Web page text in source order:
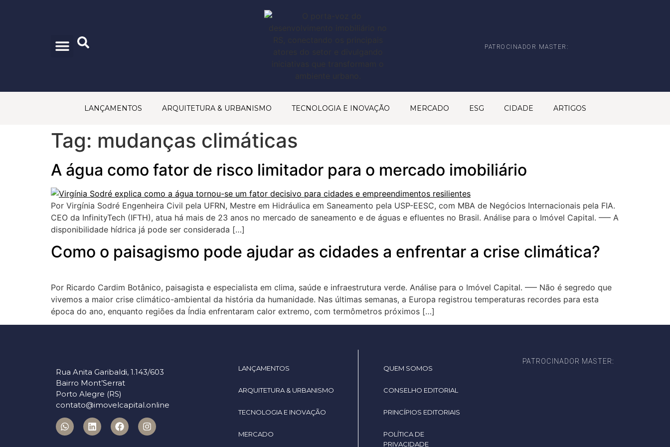
PATROCINADOR MASTER:
LANÇAMENTOS ARQUITETURA & URBANISMO TECNOLOGIA E INOVAÇÃO MERCADO ESG CIDADE ARTIGOS
Tag: mudanças climáticas
A água como fator de risco limitador para o mercado imobiliário
Por Virgínia Sodré Engenheira Civil pela UFRN, Mestre em Hidráulica em Saneamento pela USP-EESC, com MBA de Negócios Internacionais pela FIA.
CEO da InfinityTech (IFTH), atua há mais de 23 anos no mercado de saneamento e de águas e efluentes no Brasil. Análise para o Imóvel Capital. —– A
disponibilidade hídrica já pode ser considerada […]
Como o paisagismo pode ajudar as cidades a enfrentar a crise climática?
Por Ricardo Cardim Botânico, paisagista e especialista em clima, saúde e infraestrutura verde. Análise para o Imóvel Capital. —– Não é segredo que
vivemos a maior crise climático-ambiental da história da humanidade. Nas últimas semanas, a Europa registrou temperaturas recordes para esta
época do ano, enquanto regiões da Índia enfrentaram calor extremo, com termômetros próximos […]
Rua Anita Garibaldi, 1.143/603
Bairro Mont’Serrat
Porto Alegre (RS)
contato@imovelcapital.online
LANÇAMENTOS
ARQUITETURA & URBANISMO
TECNOLOGIA E INOVAÇÃO
MERCADO
QUEM SOMOS
CONSELHO EDITORIAL
PRINCÍPIOS EDITORIAIS
POLÍTICA DE
PRIVACIDADE
PATROCINADOR MASTER: